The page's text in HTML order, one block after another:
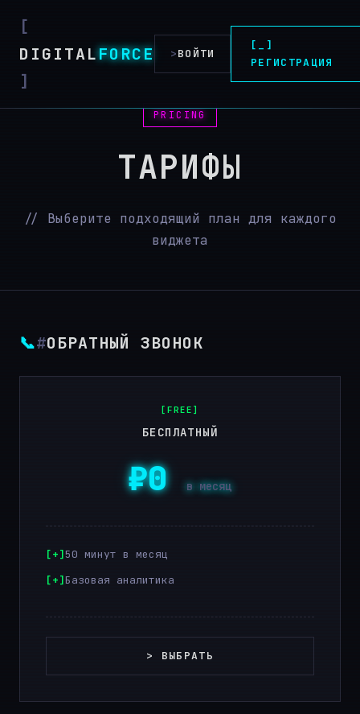
DIGITALFORCE >ВОЙТИ
[_]
РЕГИСТРАЦИЯ
PRICING
ТАРИФЫ
// Выберите подходящий план для каждого
виджета
📞#ОБРАТНЫЙ ЗВОНОК
[FREE]
БЕСПЛАТНЫЙ
₽0в месяц
50 минут в месяц
Базовая аналитика
> ВЫБРАТЬ